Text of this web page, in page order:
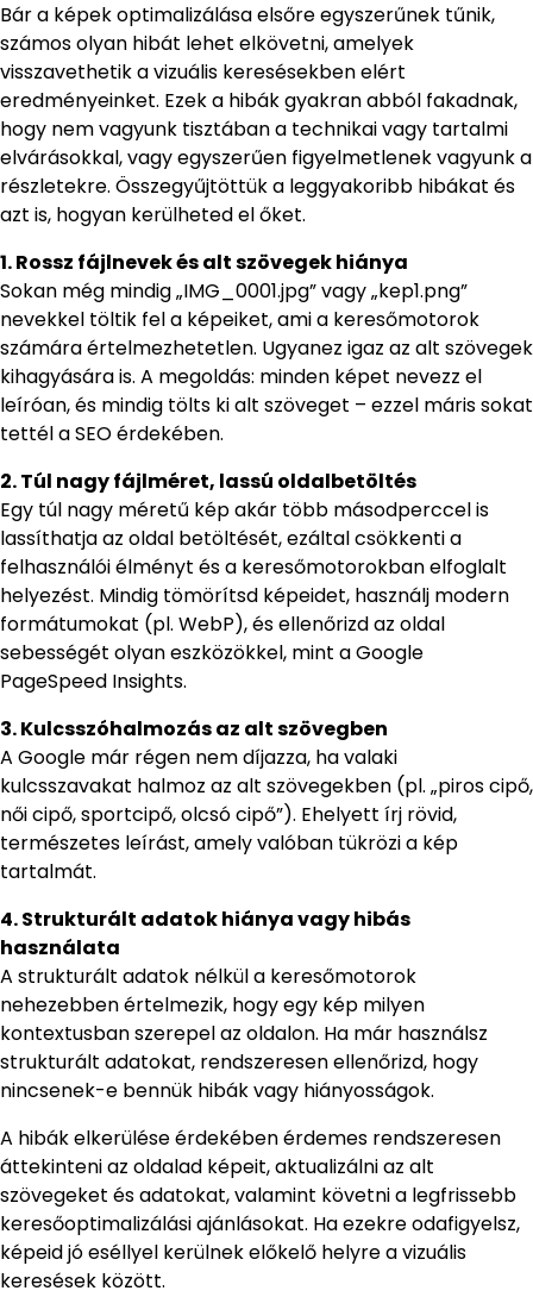
Bár a képek optimalizálása elsőre egyszerűnek tűnik,
számos olyan hibát lehet elkövetni, amelyek
visszavethetik a vizuális keresésekben elért
eredményeinket. Ezek a hibák gyakran abból fakadnak,
hogy nem vagyunk tisztában a technikai vagy tartalmi
elvárásokkal, vagy egyszerűen figyelmetlenek vagyunk a
részletekre. Összegyűjtöttük a leggyakoribb hibákat és
azt is, hogyan kerülheted el őket.
1. Rossz fájlnevek és alt szövegek hiánya
Sokan még mindig „IMG_0001.jpg” vagy „kep1.png”
nevekkel töltik fel a képeiket, ami a keresőmotorok
számára értelmezhetetlen. Ugyanez igaz az alt szövegek
kihagyására is. A megoldás: minden képet nevezz el
leíróan, és mindig tölts ki alt szöveget – ezzel máris sokat
tettél a SEO érdekében.
2. Túl nagy fájlméret, lassú oldalbetöltés
Egy túl nagy méretű kép akár több másodperccel is
lassíthatja az oldal betöltését, ezáltal csökkenti a
felhasználói élményt és a keresőmotorokban elfoglalt
helyezést. Mindig tömörítsd képeidet, használj modern
formátumokat (pl. WebP), és ellenőrizd az oldal
sebességét olyan eszközökkel, mint a Google
PageSpeed Insights.
3. Kulcsszóhalmozás az alt szövegben
A Google már régen nem díjazza, ha valaki
kulcsszavakat halmoz az alt szövegekben (pl. „piros cipő,
női cipő, sportcipő, olcsó cipő”). Ehelyett írj rövid,
természetes leírást, amely valóban tükrözi a kép
tartalmát.
4. Strukturált adatok hiánya vagy hibás
használata
A strukturált adatok nélkül a keresőmotorok
nehezebben értelmezik, hogy egy kép milyen
kontextusban szerepel az oldalon. Ha már használsz
strukturált adatokat, rendszeresen ellenőrizd, hogy
nincsenek-e bennük hibák vagy hiányosságok.
A hibák elkerülése érdekében érdemes rendszeresen
áttekinteni az oldalad képeit, aktualizálni az alt
szövegeket és adatokat, valamint követni a legfrissebb
keresőoptimalizálási ajánlásokat. Ha ezekre odafigyelsz,
képeid jó eséllyel kerülnek előkelő helyre a vizuális
keresések között.